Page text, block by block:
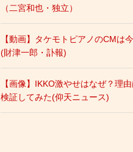
（二宮和也・独立）
【動画】タケモトピアノのCMは
(財津一郎・訃報)
【画像】IKKO激やせはなぜ？理
検証してみた(仰天ニュース)